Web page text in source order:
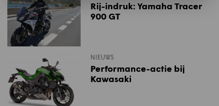
Rij-indruk: Yamaha Tracer
900 GT
NIEUWS
Performance-actie bij
Kawasaki